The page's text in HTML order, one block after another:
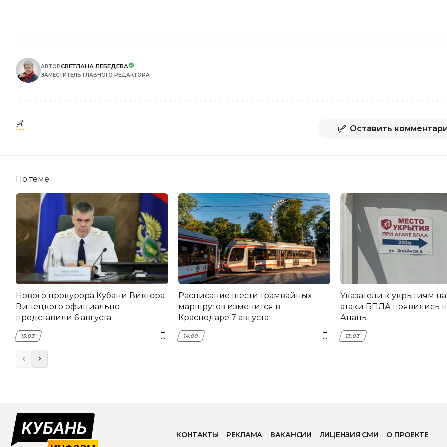
АВТОРСВЕТЛАНА ЛЕБЕДЕВА
ЗАМЕСТИТЕЛЬ ГЛАВНОГО РЕДАКТОРА
Оставить
По теме
Нового прокурора Кубани Виктора
Винецкого официально
представили 6 августа
15:03
Расписание шести трамвайных
маршрутов изменится в
Краснодаре 7 августа
14:09
Указатели к укрытиям
атаки БПЛА появились
Анапы
13:03
КОНТАКТЫ РЕКЛАМА ВАКАНСИИ ЛИЦЕНЗИЯ СМИ О ПРОЕКТЕ